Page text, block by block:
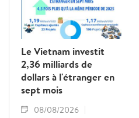
Le Vietnam investit
2,36 milliards de
dollars à l'étranger en
sept mois
08/08/2026